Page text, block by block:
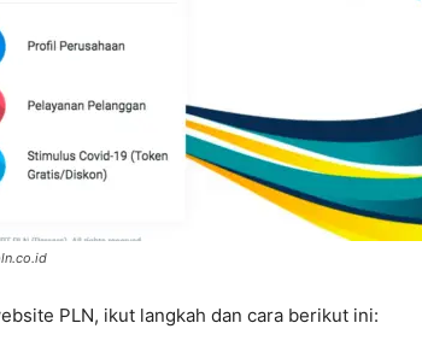
PLN, ikut langkah dan cara berikut ini: